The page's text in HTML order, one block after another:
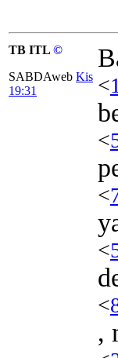
TB ITL ©
SABDAweb Kis
19:31
<
<
<
<
<
,